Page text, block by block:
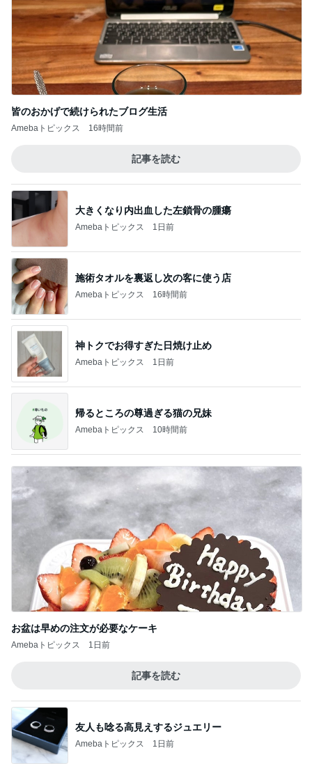
皆のおかげで続けられたブログ生活
Amebaトピックス 16時間前
記事を読む
大きくなり内出血した左鎖骨の腫瘍
Amebaトピックス 1日前
施術タオルを裏返し次の客に使う店
Amebaトピックス 16時間前
神トクでお得すぎた日焼け止め
Amebaトピックス 1日前
帰るところの尊過ぎる猫の兄妹
Amebaトピックス 10時間前
お盆は早めの注文が必要なケーキ
Amebaトピックス 1日前
記事を読む
友人も唸る高見えするジュエリー
Amebaトピックス 1日前